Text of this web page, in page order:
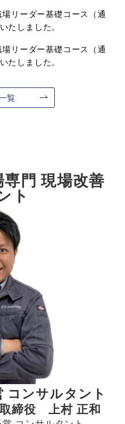
リーダー基礎コース（通
たしました。
リーダー基礎コース（通
たしました。
覧
門 現場改善
ト
コンサルタント
締役 上村 正和